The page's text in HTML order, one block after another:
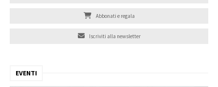
Abbonati e regala
Iscriviti alla newsletter
EVENTI